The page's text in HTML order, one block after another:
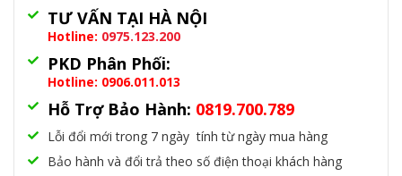
TƯ VẤN TẠI HÀ NỘI
Hotline: 0975.123.200
PKD Phân Phối:
Hotline: 0906.011.013
Hỗ Trợ Bảo Hành: 0819.700.789
Lỗi đổi mới trong 7 ngày tính từ ngày mua hàng
Bảo hành và đổi trả theo số điện thoại khách hàng